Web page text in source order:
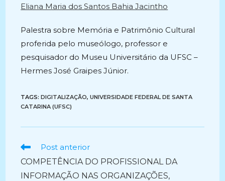
Eliana Maria dos Santos Bahia Jacintho
Palestra sobre Memória e Patrimônio Cultural
proferida pelo museólogo, professor e
pesquisador do Museu Universitário da UFSC –
Hermes José Graipes Júnior.
TAGS:DIGITALIZAÇÃO, UNIVERSIDADE FEDERAL DE SANTA
CATARINA (UFSC)
Ler
artigos
Post anterior
COMPETÊNCIA DO PROFISSIONAL DA
INFORMAÇÃO NAS ORGANIZAÇÕES,